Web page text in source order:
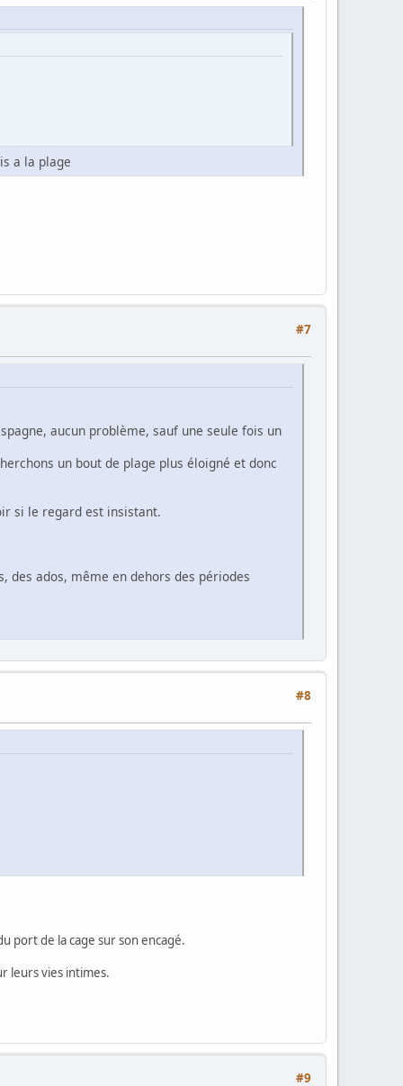
a la plage
#7
aucun problème, sauf une seule fois un
un bout de plage plus éloigné et donc
si le regard est insistant.
des ados, même en dehors des périodes
#8
port de la cage sur son encagé.
leurs vies intimes.
#9